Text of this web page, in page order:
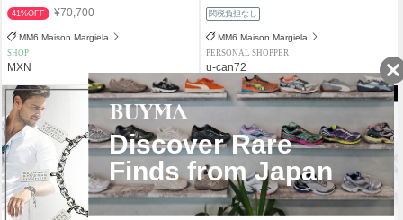
41%OFF ¥70,700
MM6 Maison Margiela
SHOP
MXN
関税負担なし
MM6 Maison Margiela
PERSONAL SHOPPER
u-can72